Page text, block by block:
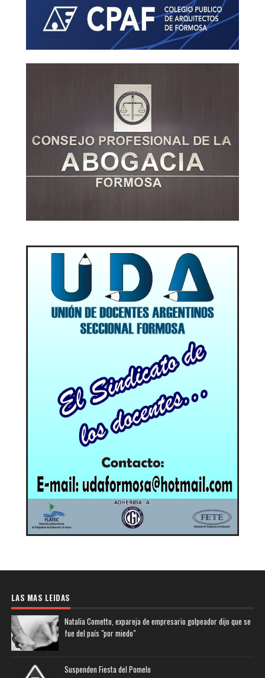
LAS MAS LEIDAS
Natalia Cometto, expareja de empresario golpeador dijo que se
fue del país "por miedo"
Suspenden Fiesta del Pomelo